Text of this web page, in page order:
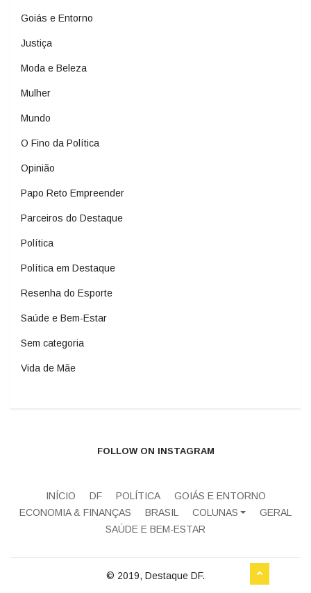
Goiás e Entorno
Justiça
Moda e Beleza
Mulher
Mundo
O Fino da Política
Opinião
Papo Reto Empreender
Parceiros do Destaque
Política
Política em Destaque
Resenha do Esporte
Saúde e Bem-Estar
Sem categoria
Vida de Mãe
FOLLOW ON INSTAGRAM
INÍCIO DF POLÍTICA
GOIÁS E ENTORNO
ECONOMIA & FINANÇAS
BRASIL COLUNAS
GERAL
SAÚDE E BEM-ESTAR
© 2019, Destaque DF.